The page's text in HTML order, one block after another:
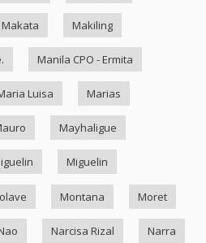
Makata Makiling
Manila CPO - Ermita
Luisa Marias
Mayhaligue
Miguelin
Montana Moret
Narcisa Rizal Narra